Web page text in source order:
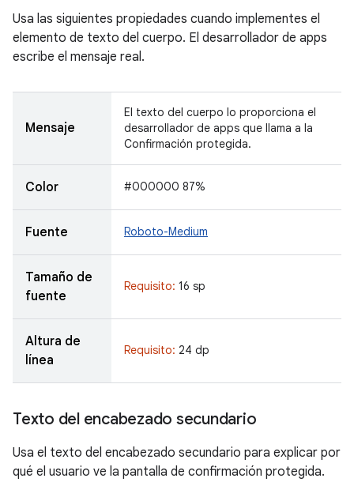
Usa las siguientes propiedades cuando implementes el
elemento de texto del cuerpo. El desarrollador de apps
escribe el mensaje real.
Mensaje
El texto del cuerpo lo proporciona el
desarrollador de apps que llama a la
Confirmación protegida.
Color #000000 87%
Fuente Roboto-Medium
Tamaño de
fuente
Requisito: 16 sp
Altura de
línea
Requisito: 24 dp
Texto del encabezado secundario
Usa el texto del encabezado secundario para explicar por
qué el usuario ve la pantalla de confirmación protegida.